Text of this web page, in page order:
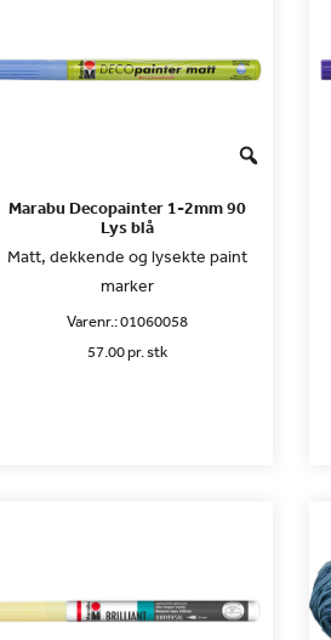
Marabu Decopainter 1-2mm 90
Lys blå
Matt, dekkende og lysekte paint
marker
Varenr.:01060058
57.00 pr. stk